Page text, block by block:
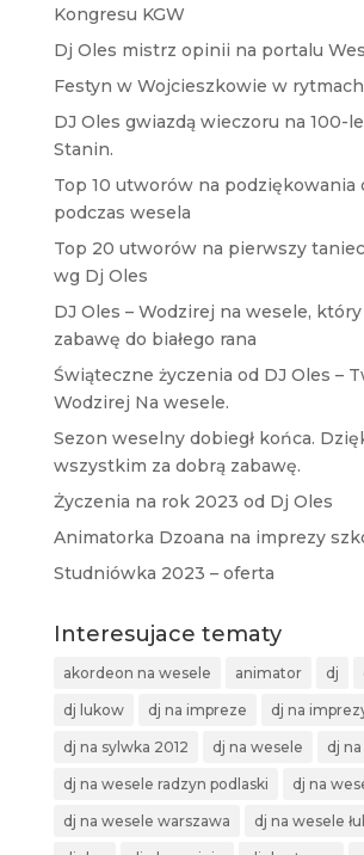
Kongresu KGW
Dj Oles mistrz opinii na portalu
Festyn w Wojcieszkowie w
DJ Oles gwiazdą wieczoru na 100-
Stanin.
Top 10 utworów na podziękowania
podczas wesela
Top 20 utworów na pierwszy
wg Dj Oles
DJ Oles – Wodzirej na wesele,
zabawę do białego rana
Świąteczne życzenia od DJ Oles –
Wodzirej Na wesele.
Sezon weselny dobiegł końca.
wszystkim za dobrą zabawę.
Życzenia na rok 2023 od Dj Oles
Animatorka Dzoana na imprezy
Studniówka 2023 – oferta
Interesujace tematy
akordeon na wesele animator dj
dj lukow dj na impreze dj na
dj na sylwka 2012 dj na wesele dj
dj na wesele radzyn podlaski dj na
dj na wesele warszawa dj na wesele